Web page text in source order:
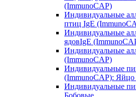
(ImmunoCAP)
Индивидуальные
птиц IgE
Индивидуальные
ядовIgE
Индивидуальные
(ImmunoCAP)
Индивидуальные
(ImmunoCAP):
Индивидуальные
Бобовые